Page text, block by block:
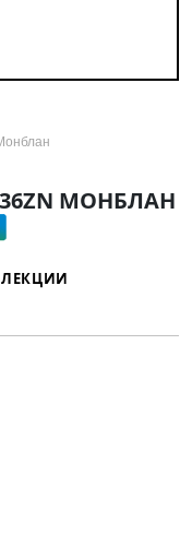
36ZN МОНБЛАН